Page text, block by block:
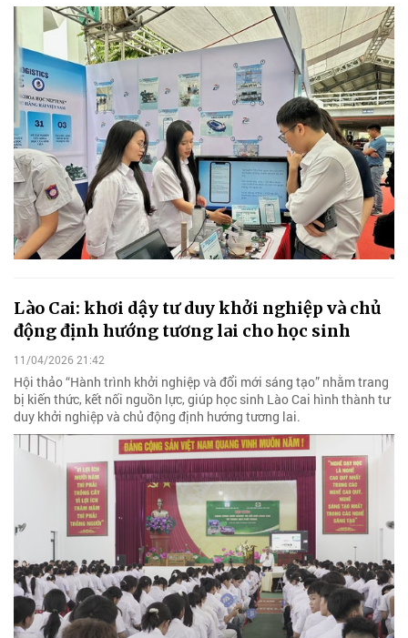
Lào Cai: khơi dậy tư duy khởi nghiệp và chủ
động định hướng tương lai cho học sinh
11/04/2026 21:42
Hội thảo “Hành trình khởi nghiệp và đổi mới sáng tạo” nhằm trang
bị kiến thức, kết nối nguồn lực, giúp học sinh Lào Cai hình thành tư
duy khởi nghiệp và chủ động định hướng tương lai.